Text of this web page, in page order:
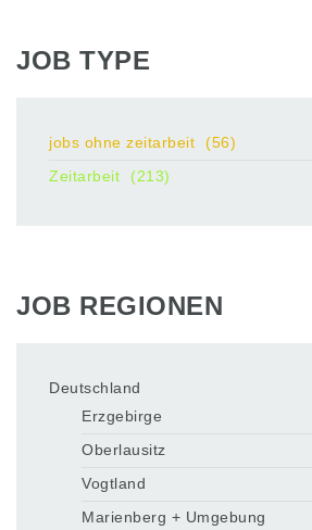
JOB TYPE
jobs ohne zeitarbeit
(56)
Zeitarbeit
(213)
JOB REGIONEN
Deutschland
Erzgebirge
Oberlausitz
Vogtland
Marienberg + Umgebung